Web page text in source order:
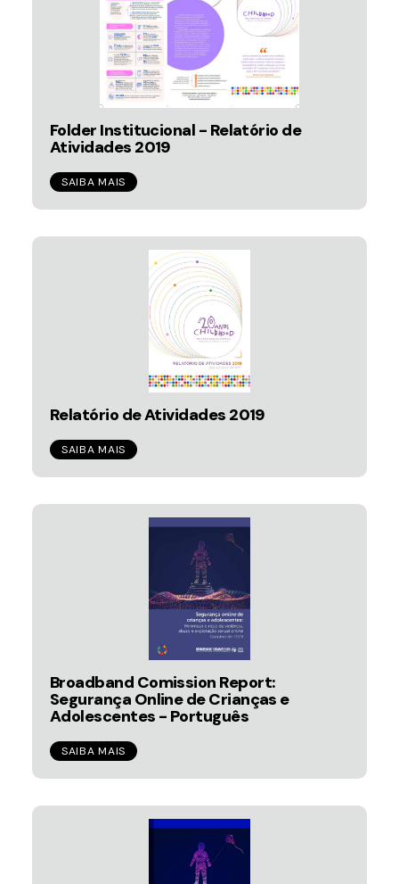
Folder Institucional - Relatório de
Atividades 2019
SAIBA MAIS
Relatório de Atividades 2019
SAIBA MAIS
Broadband Comission Report:
Segurança Online de Crianças e
Adolescentes - Português
SAIBA MAIS